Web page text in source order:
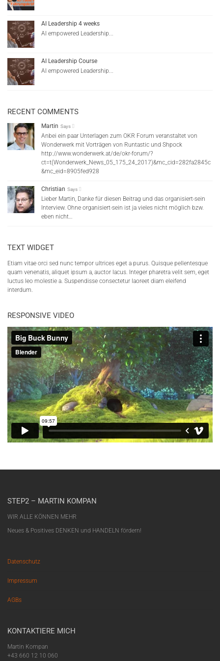
AI Leadership 4 weeks
AI empowered Leadership...
AI Leadership Course
AI empowered Leadership...
RECENT COMMENTS
Martin Says
Anbei ein paar Unterlagen zum OKR Forum veranstaltet von
Wonderwerk mit Vorträgen von Runtastic und Shpock
http://www.wonderwerk.at/de/okr-forum/?
ct=t(Wonderwerk_News_05_175_24_2017)&mc_cid=282fa2845c
&mc_eid=8905fed928
Christian Says
Lieber Martin, Danke für diesen Beitrag und das organisiert-sein
Interview. Ohne organisiert-sein ist ja vieles nicht möglich bzw.
eben nicht…
TEXT WIDGET
Etiam vitae orci sed nunc tempor ultrices eget a purus. Quisque pellentesque
quam venenatis, aliquet ipsum a, auctor lacus. Integer pharetra velit sem, eget
luctus leo molestie a. Suspendisse consectetur laoreet diam eleifend
interdum.
RESPONSIVE VIDEO
STEP2 – MARTIN KOMPAN
WIR ALLE KÖNNEN MEHR
Neues & Positives DENKEN und HANDELN fördern!
Datenschutz
Impressum
AGBs
KONTAKTIERE MICH
Martin Kompan
+43 660 12 10 060